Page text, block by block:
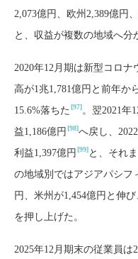
2,073億円、欧州2,389億円
と、収益が複数の地域へ分
2020年12月期は新型コロ
高が1兆1,781億円と前年か
15.6%落ちた [97]。翌2021年
益1,186億円 [98]へ戻し、
利益1,397億円 [99]と、それ
の地域別ではアジアパシフ
円、米州が1,454億円と伸
を押し上げた。
2025年12月期末の従業員は